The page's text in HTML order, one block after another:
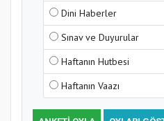
Kapanış Programı
Dini Haberler
Sınav ve Duyurular
Haftanın Hutbesi
Haftanın Vaazı